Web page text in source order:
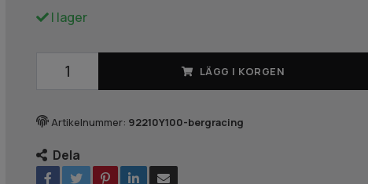
I lager
LÄGG I KORGEN
Artikelnummer: 92210Y100-bergracing
Dela